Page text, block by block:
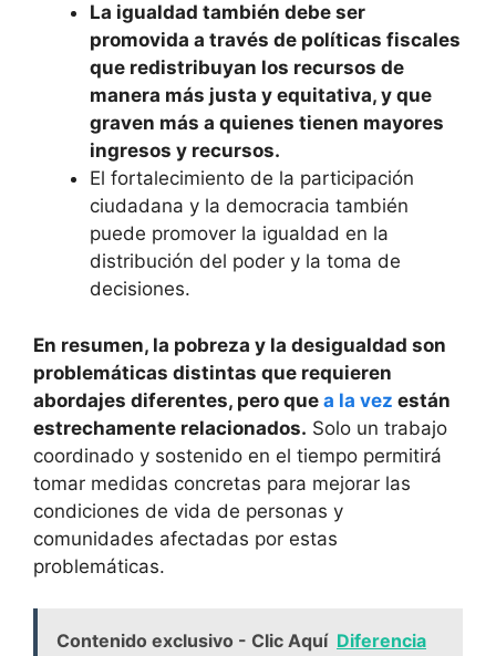
La igualdad también debe ser
promovida a través de políticas fiscales
que redistribuyan los recursos de
manera más justa y equitativa, y que
graven más a quienes tienen mayores
ingresos y recursos.
El fortalecimiento de la participación
ciudadana y la democracia también
puede promover la igualdad en la
distribución del poder y la toma de
decisiones.
En resumen, la pobreza y la desigualdad son
problemáticas distintas que requieren
abordajes diferentes, pero que a la vez están
estrechamente relacionados. Solo un trabajo
coordinado y sostenido en el tiempo permitirá
tomar medidas concretas para mejorar las
condiciones de vida de personas y
comunidades afectadas por estas
problemáticas.
Contenido exclusivo - Clic Aquí Diferencia